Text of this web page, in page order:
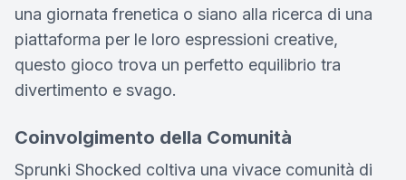
una giornata frenetica o siano alla ricerca di una
piattaforma per le loro espressioni creative,
questo gioco trova un perfetto equilibrio tra
divertimento e svago.
Coinvolgimento della Comunità
Sprunki Shocked coltiva una vivace comunità di